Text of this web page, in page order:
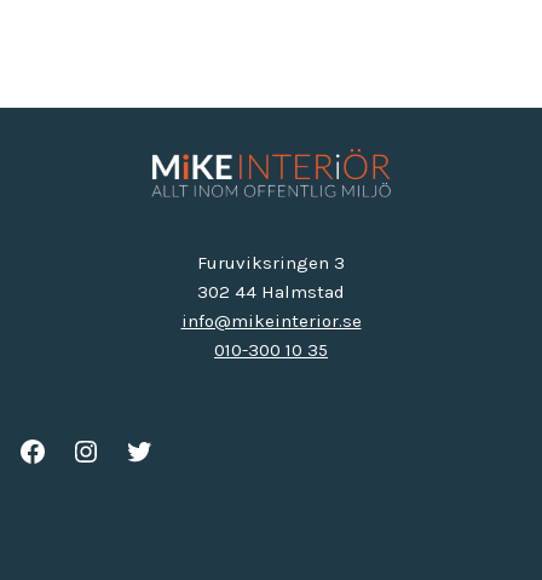
Furuviksringen 3
302 44 Halmstad
info@mikeinterior.se
010-300 10 35